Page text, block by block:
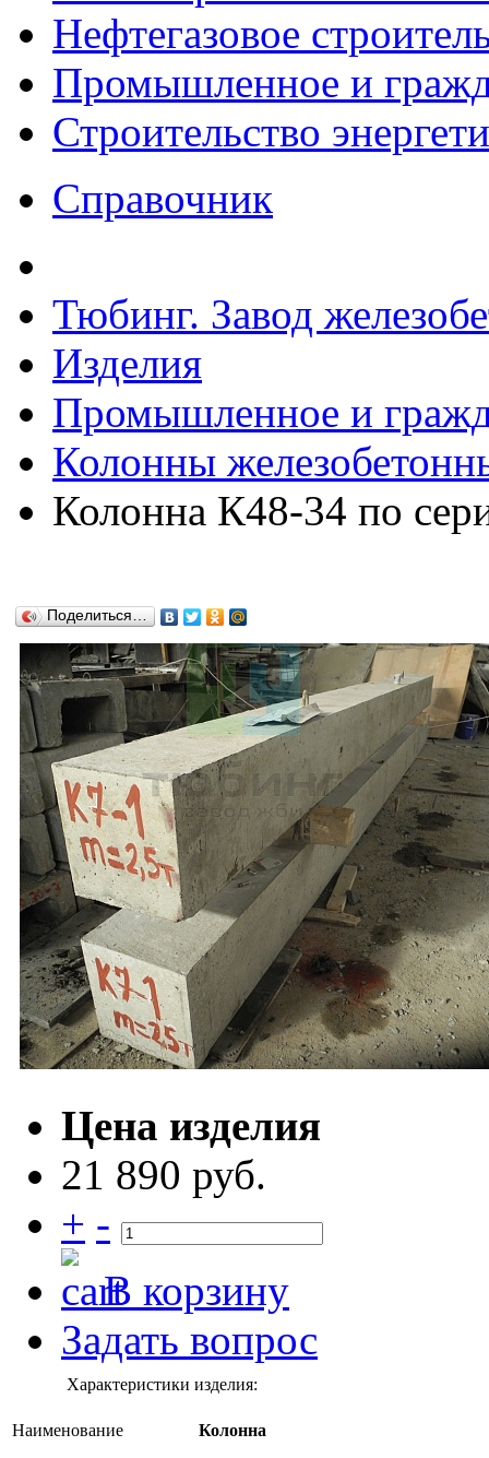
Нефтегазовое
Промышленное и
Строительство
Справочник
Тюбинг. Завод
Изделия
Промышленное и
Колонны
Колонна К48-34 по
Поделиться…
Цена изделия
21 890 руб.
+ -
В корзину
Задать вопрос
Характеристики изделия:
Наименование Колонна